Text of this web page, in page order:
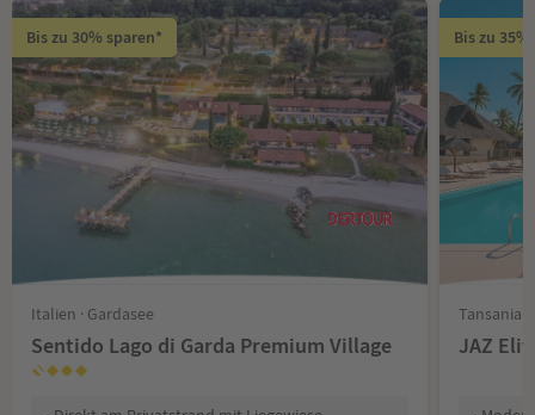
Bis zu 30% sparen*
Italien · Gardasee
Sentido Lago di Garda Premium Village
Bis zu
Tansania
JAZ